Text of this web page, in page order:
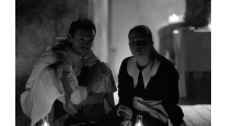
«спектакль-
солостальгию»